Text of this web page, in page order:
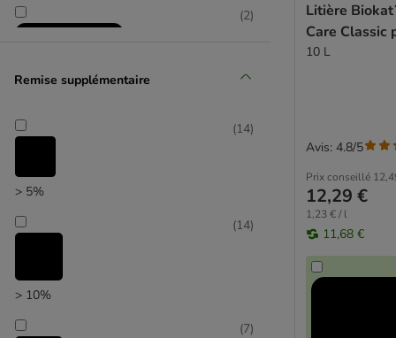
(2)
Remise supplémentaire
> 5%
(14)
> 10%
(14)
(7)
Litière
Care Classic
10 L
Prix conseillé
12,29 €
1,23 € / l
11,68 €
Avis: 4.8/5